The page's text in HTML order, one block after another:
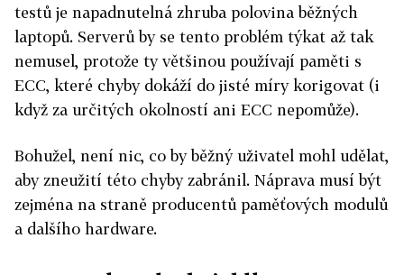
testů je napadnutelná zhruba polovina běžných
laptopů. Serverů by se tento problém týkat až tak
nemusel, protože ty většinou používají paměti s
ECC, které chyby dokáží do jisté míry korigovat (i
když za určitých okolností ani ECC nepomůže).
Bohužel, není nic, co by běžný uživatel mohl udělat,
aby zneužití této chyby zabránil. Náprava musí být
zejména na straně producentů paměťových modulů
a dalšího hardware.